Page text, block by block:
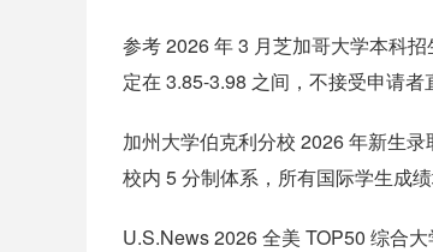
参考 2026 年 3 月芝加哥大学本科
定在 3.85-3.98 之间，不接受申请者
加州大学伯克利分校 2026 年新生
校内 5 分制体系，所有国际学生成
U.S.News 2026 全美 TOP50 综合